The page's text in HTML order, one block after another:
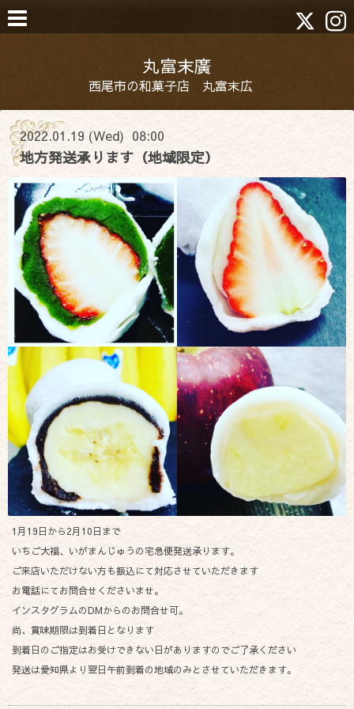
丸富末廣
西尾市の和菓子店 丸富末広
2022.01.19 (Wed) 08:00
地方発送承ります（地域限定）
1月19日から2月10日まで
いちご大福、いがまんじゅうの宅急便発送承ります。
ご来店いただけない方も振込にて対応させていただきます
お電話にてお問合せくださいませ。
インスタグラムのDMからのお問合せ可。
尚、賞味期限は到着日となります
到着日のご指定はお受けできない日がありますのでご了承ください
発送は愛知県より翌日午前到着の地域のみとさせていただきます。